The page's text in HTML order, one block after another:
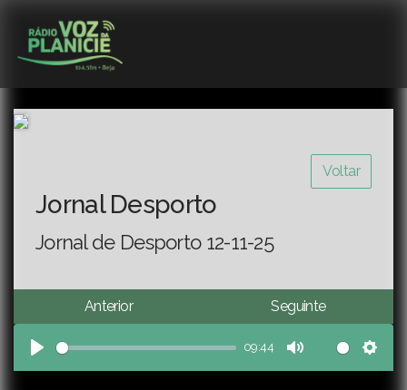
Voltar
Jornal Desporto
Jornal de Desporto 12-11-25
Anterior Seguinte
Play
09:44
Mute